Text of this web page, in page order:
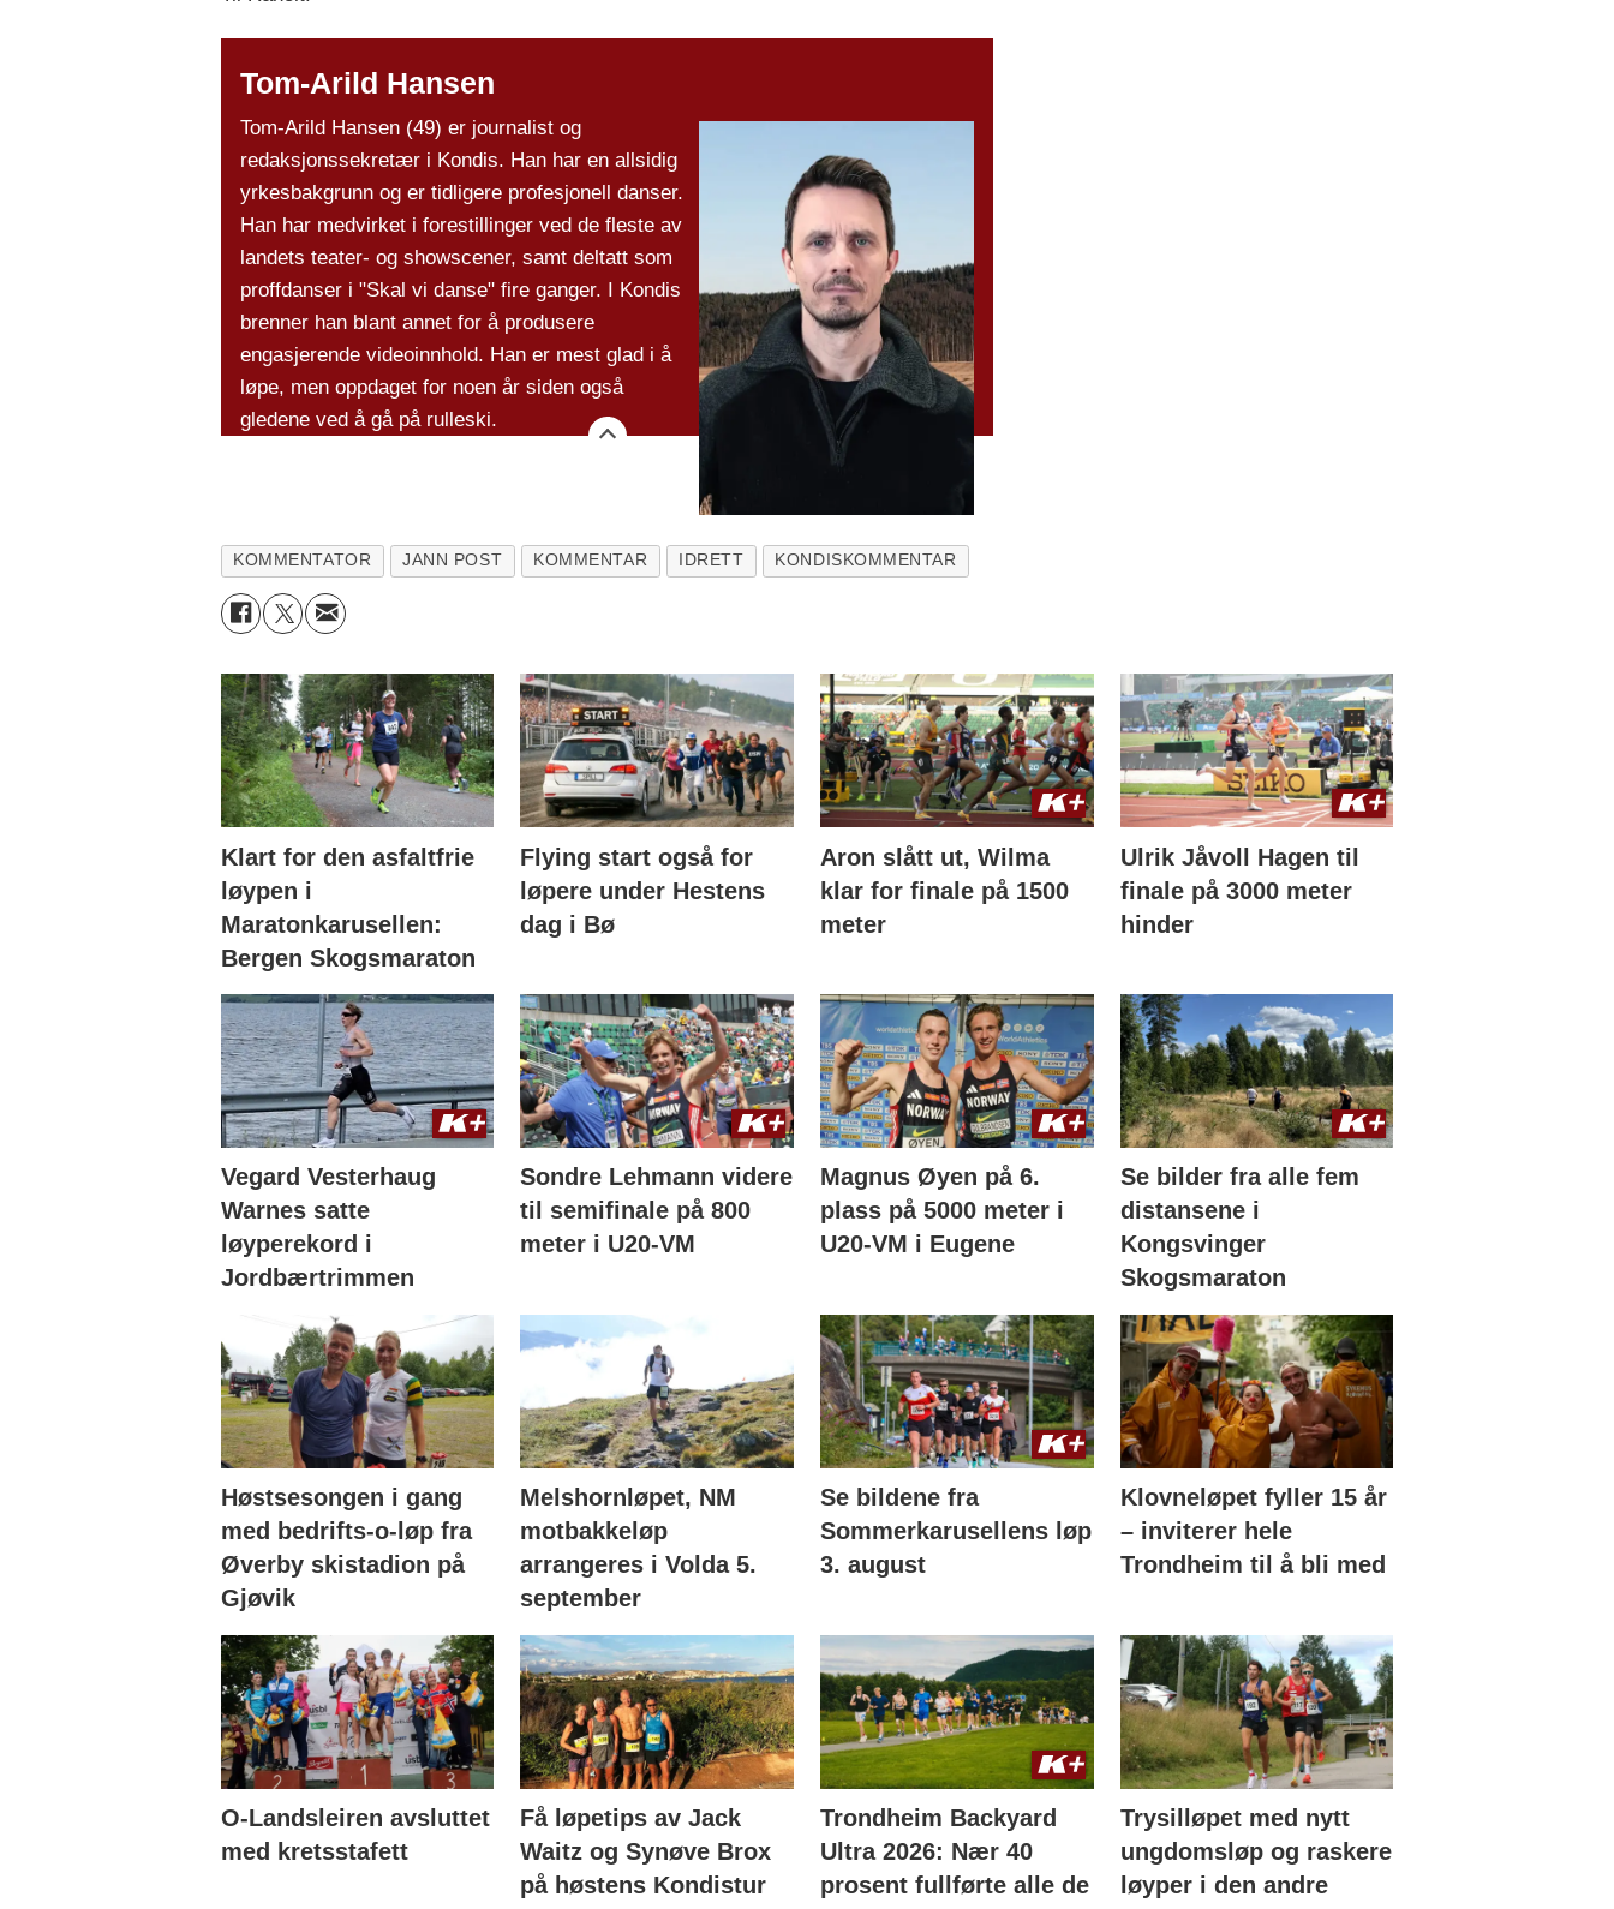
Tom-Arild Hansen
Tom-Arild Hansen (49) er journalist og
redaksjonssekretær i Kondis. Han har en allsidig
yrkesbakgrunn og er tidligere profesjonell danser.
Han har medvirket i forestillinger ved de fleste av
landets teater- og showscener, samt deltatt som
proffdanser i "Skal vi danse" fire ganger. I Kondis
brenner han blant annet for å produsere
engasjerende videoinnhold. Han er mest glad i å
løpe, men oppdaget for noen år siden også
gledene ved å gå på rulleski.
KOMMENTATOR JANN POST KOMMENTAR IDRETT KONDISKOMMENTAR
Klart for den asfaltfrie
løypen i
Maratonkarusellen:
Bergen Skogsmaraton
Flying start også for
løpere under Hestens
dag i Bø
Aron slått ut, Wilma
klar for finale på 1500
meter
Ulrik Jåvoll Hagen til
finale på 3000 meter
hinder
Vegard Vesterhaug
Warnes satte
løyperekord i
Jordbærtrimmen
Sondre Lehmann videre
til semifinale på 800
meter i U20-VM
Magnus Øyen på 6.
plass på 5000 meter i
U20-VM i Eugene
Se bilder fra alle fem
distansene i
Kongsvinger
Skogsmaraton
Høstsesongen i gang
med bedrifts-o-løp fra
Øverby skistadion på
Gjøvik
Melshornløpet, NM
motbakkeløp
arrangeres i Volda 5.
september
Se bildene fra
Sommerkarusellens løp
3. august
Klovneløpet fyller 15 år
– inviterer hele
Trondheim til å bli med
O-Landsleiren avsluttet
med kretsstafett
Få løpetips av Jack
Waitz og Synøve Brox
på høstens Kondistur
Trondheim Backyard
Ultra 2026: Nær 40
prosent fullførte alle de
Trysilløpet med nytt
ungdomsløp og raskere
løyper i den andre